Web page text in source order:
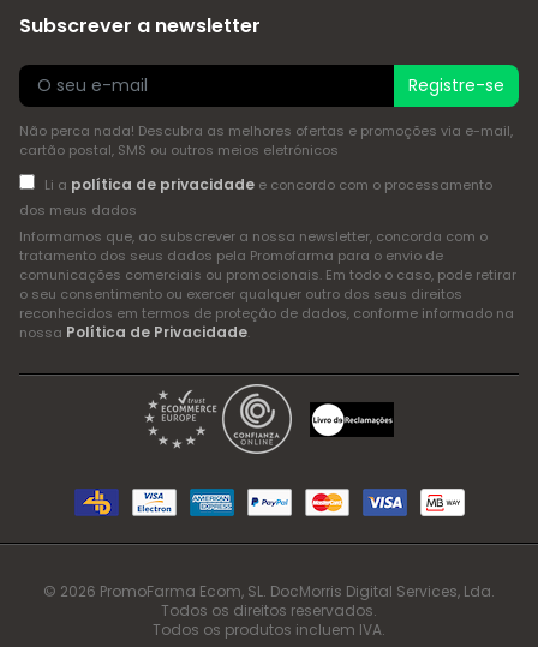
Subscrever a newsletter
Registre-se
Não perca nada! Descubra as melhores ofertas e promoções via e-mail,
cartão postal, SMS ou outros meios eletrónicos
Li a política de privacidadee concordo com o processamento
dos meus dados
Informamos que, ao subscrever a nossa newsletter, concorda com o
tratamento dos seus dados pela Promofarma para o envio de
comunicações comerciais ou promocionais. Em todo o caso, pode retirar
o seu consentimento ou exercer qualquer outro dos seus direitos
reconhecidos em termos de proteção de dados, conforme informado na
nossa Política de Privacidade.
© 2026 PromoFarma Ecom, SL. DocMorris Digital Services, Lda.
Todos os direitos reservados.
Todos os produtos incluem IVA.